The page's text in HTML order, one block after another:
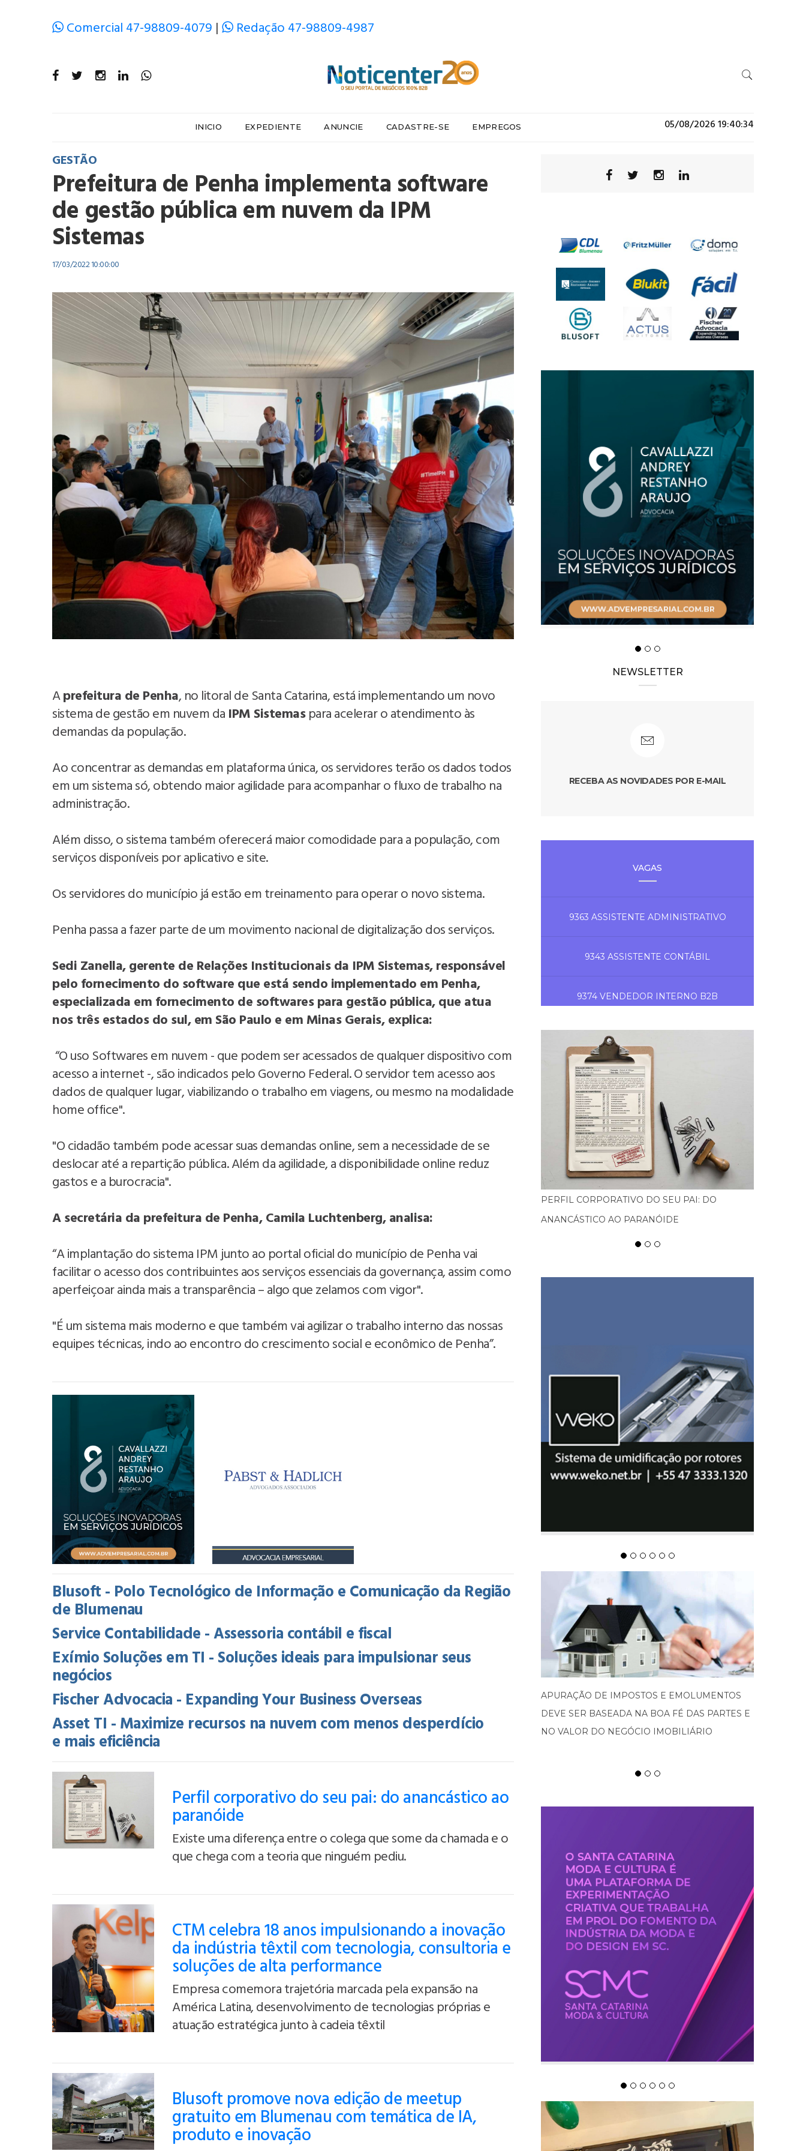
Comercial 47-98809-4079 | Redação 47-98809-4987
INICIO EXPEDIENTE ANUNCIE CADASTRE-SE EMPREGOS 05/08/2026 19:40:34
GESTÃO
Prefeitura de Penha implementa software
de gestão pública em nuvem da IPM
Sistemas
17/03/2022 10:00:00
Aprefeitura de Penha, no litoral de Santa Catarina, está implementando um novo
sistema de gestão em nuvem da IPM Sistemaspara acelerar o atendimento às
demandas da população.
Ao concentrar as demandas em plataforma única, os servidores terão os dados todos
em um sistema só, obtendo maior agilidade para acompanhar o fluxo de trabalho na
administração.
Além disso, o sistema também oferecerá maior comodidade para a população, com
serviços disponíveis por aplicativo e site.
Os servidores do município já estão em treinamento para operar o novo sistema.
Penha passa a fazer parte de um movimento nacional de digitalização dos serviços.
Sedi Zanella, gerente de Relações Institucionais da IPM Sistemas, responsável
pelo fornecimento do software que está sendo implementado em Penha,
especializada em fornecimento de softwares para gestão pública, que atua
nos três estados do sul, em São Paulo e em Minas Gerais, explica:
“O uso Softwares em nuvem - que podem ser acessados de qualquer dispositivo com
acesso a internet -, são indicados pelo Governo Federal. O servidor tem acesso aos
dados de qualquer lugar, viabilizando o trabalho em viagens, ou mesmo na modalidade
home office".
"O cidadão também pode acessar suas demandas online, sem a necessidade de se
deslocar até a repartição pública. Além da agilidade, a disponibilidade online reduz
gastos e a burocracia".
A secretária da prefeitura de Penha, Camila Luchtenberg, analisa:
“A implantação do sistema IPM junto ao portal oficial do município de Penha vai
facilitar o acesso dos contribuintes aos serviços essenciais da governança, assim como
aperfeiçoar ainda mais a transparência – algo que zelamos com vigor".
"É um sistema mais moderno e que também vai agilizar o trabalho interno das nossas
equipes técnicas, indo ao encontro do crescimento social e econômico de Penha”.
Blusoft - Polo Tecnológico de Informação e Comunicação da Região
de Blumenau
Service Contabilidade - Assessoria contábil e fiscal
Exímio Soluções em TI - Soluções ideais para impulsionar seus
negócios
Fischer Advocacia - Expanding Your Business Overseas
Asset TI - Maximize recursos na nuvem com menos desperdício
e mais eficiência
Perfil corporativo do seu pai: do anancástico ao
paranóide
Existe uma diferença entre o colega que some da chamada e o
que chega com a teoria que ninguém pediu.
CTM celebra 18 anos impulsionando a inovação
da indústria têxtil com tecnologia, consultoria e
soluções de alta performance
Empresa comemora trajetória marcada pela expansão na
América Latina, desenvolvimento de tecnologias próprias e
atuação estratégica junto à cadeia têxtil
Blusoft promove nova edição de meetup
gratuito em Blumenau com temática de IA,
produto e inovação
NEWSLETTER
RECEBA AS NOVIDADES POR E-MAIL
VAGAS
9363 ASSISTENTE ADMINISTRATIVO
9343 ASSISTENTE CONTÁBIL
9374 VENDEDOR INTERNO B2B
PERFIL CORPORATIVO DO SEU PAI: DO
ANANCÁSTICO AO PARANÓIDE